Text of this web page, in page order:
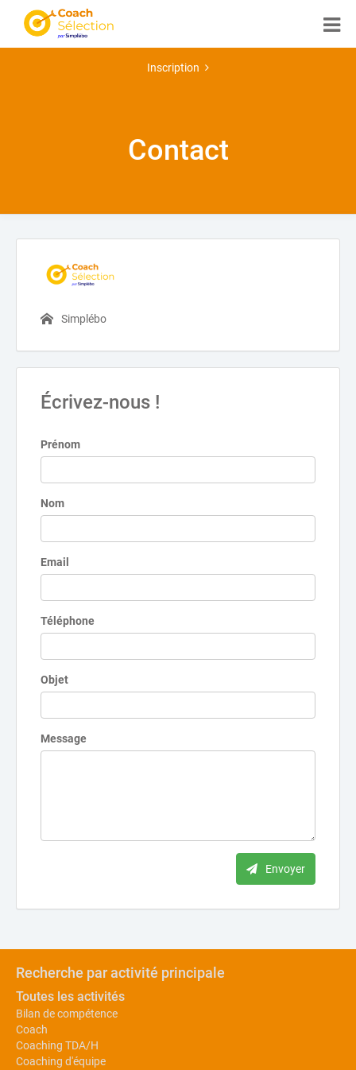
Inscription
Contact
Simplébo
Écrivez-nous !
Prénom
Nom
Email
Téléphone
Objet
Message
Envoyer
Recherche par activité principale
Toutes les activités
Bilan de compétence
Coach
Coaching TDA/H
Coaching d'équipe